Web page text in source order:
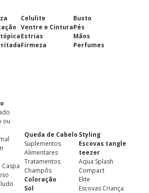
Celulite
Ventre e Cintura
Estrias
Firmeza
Busto
Pés
Mãos
Perfumes
ou
Queda de Cabelo
Suplementos
Alimentares
Tratamentos
Champôs
Coloração
Sol
Styling
Escovas tangle
teezer
Aqua Splash
Compact
Elite
Escovas Criança